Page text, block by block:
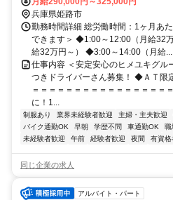
兵庫県姫路市
勤務時間詳細 総労働時間：1ヶ月あ
できます＞ ◆1:00～12:00（月給32
給32万円～） ◆3:00～14:00（月給...
仕事内容 ＜安定安心のヒメユキグ
つきドライバーさん募集！ ◆ＡＴ限
＝＝＝＝＝＝＝＝＝＝＝＝＝＝＝＝
に！1...
制服あり 業界未経験者歓迎 主婦・主夫歓迎
バイク通勤OK
早朝 学歴不問 車通勤OK 職
未経験者歓迎
午前 経験者歓迎 夜間 有資格
同じ企業の求人
アルバイト・パート